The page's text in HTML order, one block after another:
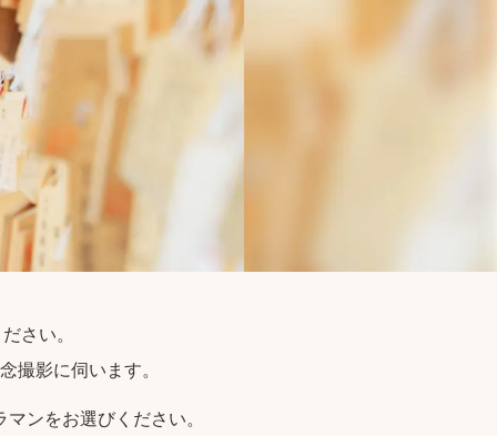
さい。
撮影に伺います。
ンをお選びください。